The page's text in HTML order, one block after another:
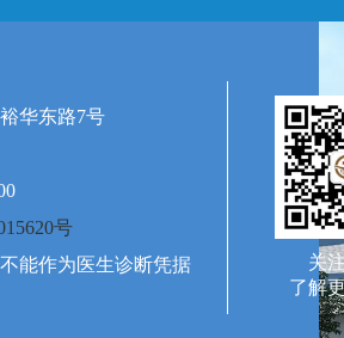
华东路7号
号
能作为医生诊断凭据
关
了解